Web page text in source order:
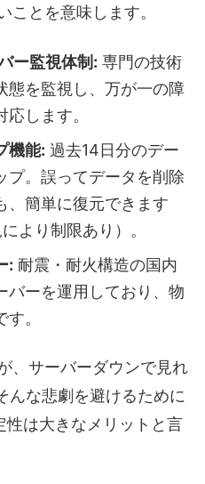
ことを意味します。
ー監視体制: 専門の技術
態を監視し、万が一の障
します。
機能: 過去14日分のデー
プ。誤ってデータを削除
、簡単に復元できます
より制限あり）。
: 耐震・耐火構造の国内
バーを運用しており、物
。
、サーバーダウンで見れ
な悲劇を避けるために
性は大きなメリットと言